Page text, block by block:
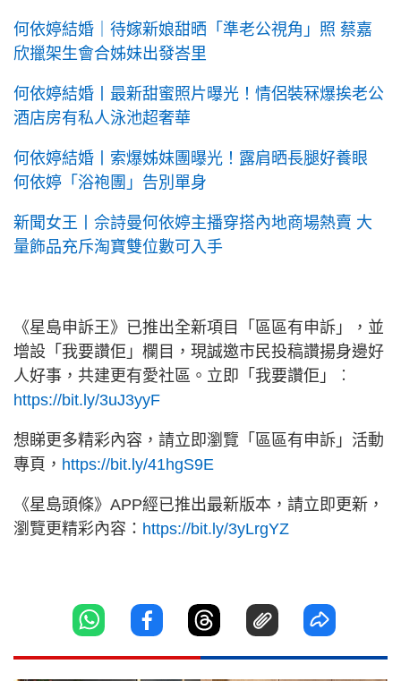
何依婷結婚｜待嫁新娘甜晒「準老公視角」照 蔡嘉
欣擸架生會合姊妹出發峇里
何依婷結婚丨最新甜蜜照片曝光！情侶裝冧爆挨老公
酒店房有私人泳池超奢華
何依婷結婚丨索爆姊妹團曝光！露肩晒長腿好養眼
何依婷「浴袍團」告別單身
新聞女王丨佘詩曼何依婷主播穿搭內地商場熱賣 大
量飾品充斥淘寶雙位數可入手
《星島申訴王》已推出全新項目「區區有申訴」，並
增設「我要讚佢」欄目，現誠邀市民投稿讚揚身邊好
人好事，共建更有愛社區。立即「我要讚佢」︰
https://bit.ly/3uJ3yyF
想睇更多精彩內容，請立即瀏覽「區區有申訴」活動
專頁， https://bit.ly/41hgS9E
《星島頭條》APP經已推出最新版本，請立即更新，
瀏覽更精彩內容： https://bit.ly/3yLrgYZ